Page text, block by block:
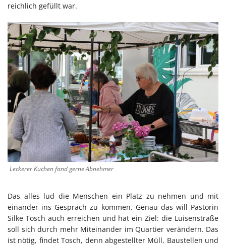
reichlich gefüllt war.
Leckerer Kuchen fand gerne Abnehmer
Das alles lud die Menschen ein Platz zu nehmen und mit
einander ins Gespräch zu kommen. Genau das will Pastorin
Silke Tosch auch erreichen und hat ein Ziel: die Luisenstraße
soll sich durch mehr Miteinander im Quartier verändern. Das
ist nötig, findet Tosch, denn abgestellter Müll, Baustellen und